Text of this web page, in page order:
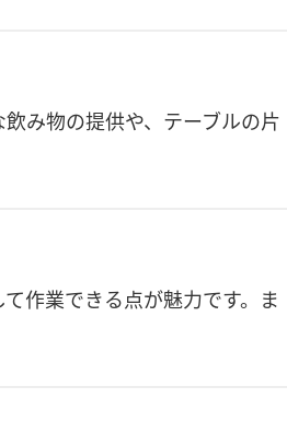
み物の提供や、テーブルの片
作業できる点が魅力です。ま